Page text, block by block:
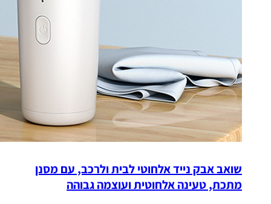
שואב אבק נייד אלחוטי לבית ולרכב, עם מסנן
מתכת, טעינה אלחוטית ועוצמה גבוהה